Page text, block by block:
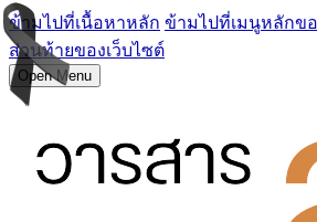
ข้ามไปที่เนื้อหาหลัก ข้ามไปที่เมนูหลักขอ
ส่วนท้ายของเว็บไซต์
Open Menu